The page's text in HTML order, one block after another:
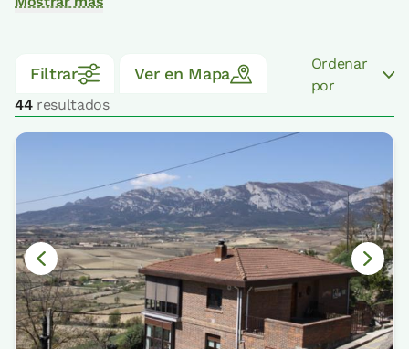
Filtrar Ver en Mapa
44resultados
Ordenar
por